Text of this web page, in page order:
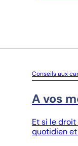
Conseils aux
A vos
Et si le
quotidien